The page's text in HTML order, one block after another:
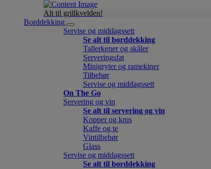
Alt til grillkvelden!
Borddekking
Servise og middagssett
Se alt til borddekking
Tallerkener og skåler
Serveringsfat
Minigryter og ramekiner
Tilbehør
Servise og middagssett
On The Go
Servering og vin
Se alt til servering og vin
Kopper og krus
Kaffe og te
Vintilbehør
Glass
Servise og middagssett
Se alt til borddekking